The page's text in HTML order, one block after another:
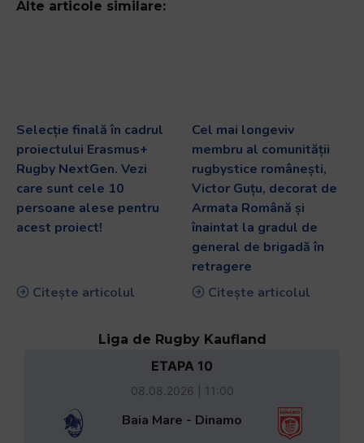
Alte articole similare:
Selecție finală în cadrul
proiectului Erasmus+
Rugby NextGen. Vezi
care sunt cele 10
persoane alese pentru
acest proiect!
Citește articolul
Cel mai longeviv
membru al comunității
rugbystice românești,
Victor Guțu, decorat de
Armata Română și
înaintat la gradul de
general de brigadă în
retragere
Citește articolul
Liga de Rugby Kaufland
ETAPA 10
08.08.2026 | 11:00
Baia Mare - Dinamo